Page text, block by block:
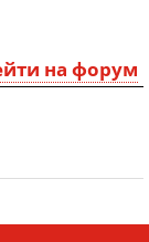
на форум